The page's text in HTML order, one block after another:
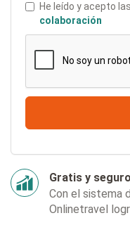
He leído y acepto las
colaboración
Gratis y seguro
Con el sistema
Onlinetravel